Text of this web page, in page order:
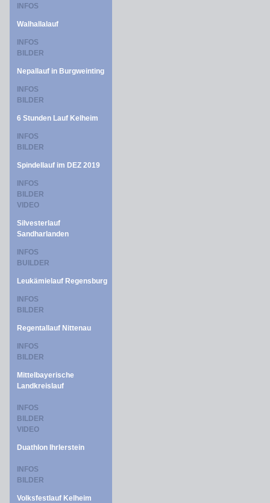
INFOS
Walhallalauf
INFOS
BILDER
Nepallauf in Burgweinting
INFOS
BILDER
6 Stunden Lauf Kelheim
INFOS
BILDER
Spindellauf im DEZ 2019
INFOS
BILDER
VIDEO
Silvesterlauf
Sandharlanden
INFOS
BUILDER
Leukämielauf Regensburg
INFOS
BILDER
Regentallauf Nittenau
INFOS
BILDER
Mittelbayerische
Landkreislauf
INFOS
BILDER
VIDEO
Duathlon Ihrlerstein
INFOS
BILDER
Volksfestlauf Kelheim